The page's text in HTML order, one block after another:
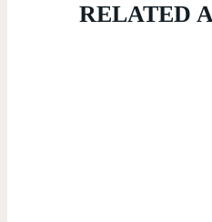
RELATED